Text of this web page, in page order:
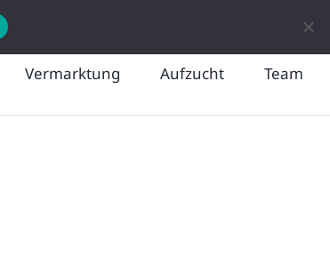
Vermarktung Aufzucht Team